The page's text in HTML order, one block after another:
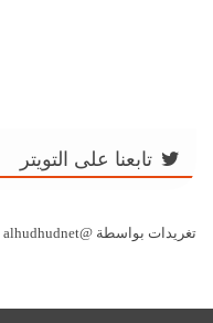
تابعنا على التويتر
تغريدات بواسطة @alhudhudnet